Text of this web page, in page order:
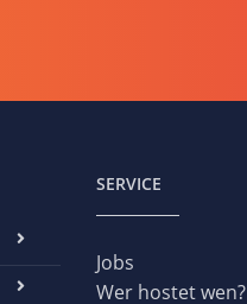
SERVICE
Jobs
Wer hostet wen?